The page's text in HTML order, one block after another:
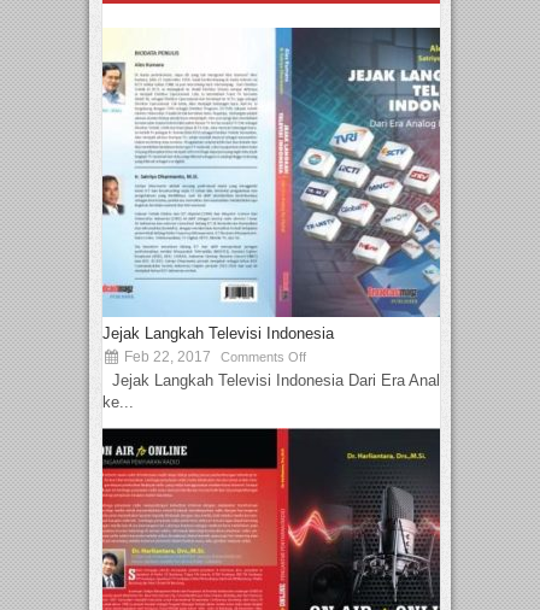
Jejak Langkah Televisi Indonesia
Feb 22, 2017 Comments Off
Jejak Langkah Televisi Indonesia Dari Era Analog
ke...